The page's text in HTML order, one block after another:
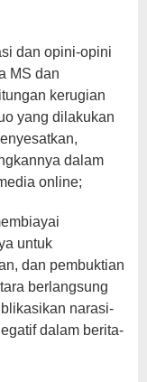
dan opini-opini
MS dan
kerugian
yang dilakukan
dalam
online;
untuk
dan pembuktian
berlangsung
narasi-
dalam berita-